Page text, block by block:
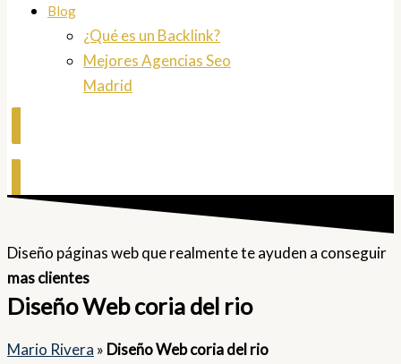
Blog
¿Qué es un Backlink?
Mejores Agencias Seo
Madrid
Diseño páginas web que realmente te ayuden a conseguir
mas clientes
Diseño Web coria del rio
Mario Rivera » Diseño Web coria del rio